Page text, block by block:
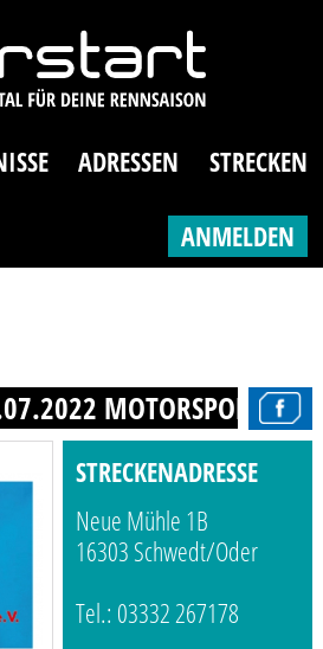
ADRESSEN STRECKEN
ANMELDEN
STRECKENADRESSE
Neue Mühle 1B
16303 Schwedt/Oder
Tel.: 03332 267178